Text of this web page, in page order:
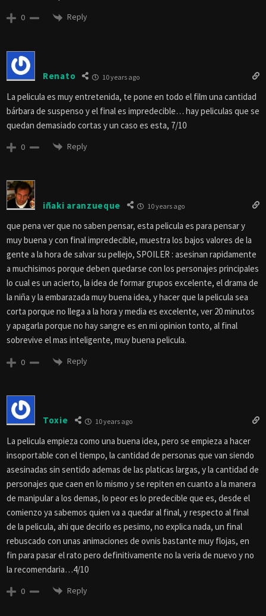
0 Reply
Renato 10 years ago
La pelicula es muy entretenida, te pone en todo el film una cantidad
bárbara de suspenso y el final es impredecible… hay peliculas que se
quedan demasiado cortas y un caso es esta, 7/10
0 Reply
iñaki aranzueque 10 years ago
que pena ver que no saben pensar, esta pelicula es para pensar y
muy buena y con final impredecible, muestra los bajos valores de la
gente a la hora de salvar su pellejo, SPOILER : asesinan rapidamente
a muchisimos porque deben quedarse con los personajes principales
lo cual es un acierto, la idea de formar grupos excelente, el drama de
la niña y la embarazada muy buena idea, y hacer que la pelicula sea
corta porque no llega a la hora y media es excelente, ver 20 minutos
y apagarla porque no hay sangre es en mi opinion tonto, al final
sobrevive el mas inteligente, muy buena pelicula.
0 Reply
Toxie 10 years ago
La pelicula empieza como una buena idea, pero se empieza a hacer
insoportable con el tiempo, la cantidad de personas que van siendo
asesinadas sin sentido ademas de las platicas largas, y la cantidad de
personajes que caen en lo mismo y se repiten en cuanto a la manera
de manipular a los demas, lo peor es lo predecible que es, desde el
comienzo ya sabemos quien va a quedar al final, y respecto al final
de la pelicula, ahi que decirlo es pesimo, no explica nada, un final
rebuscado con unas animaciones de ovnis bastante muy flojas, en
fin para pasar el rato pero definitivamente no la veria de nuevo y no
la recomendaria…4/10
0 Reply